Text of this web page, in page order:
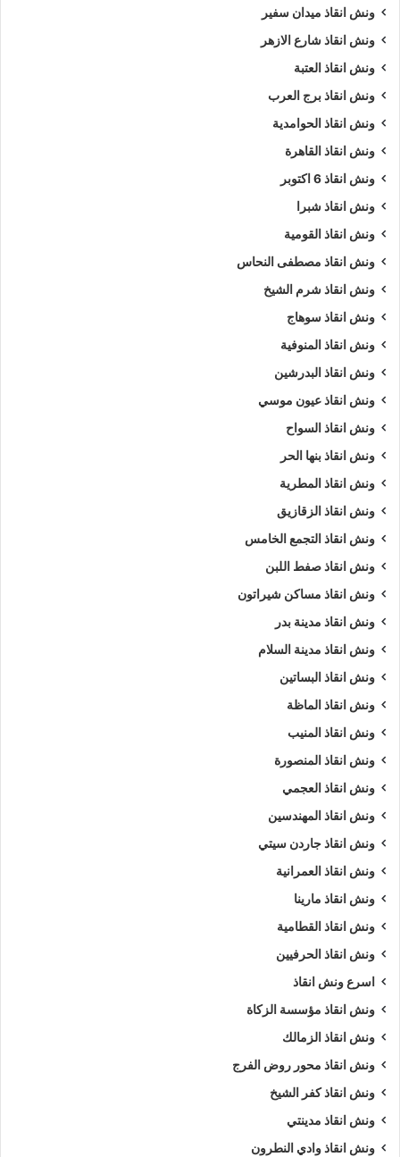
ونش انقاذ ميدان سفير
ونش انقاذ شارع الازهر
ونش انقاذ العتبة
ونش انقاذ برج العرب
ونش انقاذ الحوامدية
ونش انقاذ القاهرة
ونش انقاذ 6 اكتوبر
ونش انقاذ شبرا
ونش انقاذ القومية
ونش انقاذ مصطفى النحاس
ونش انقاذ شرم الشيخ
ونش انقاذ سوهاج
ونش انقاذ المنوفية
ونش انقاذ البدرشين
ونش انقاذ عيون موسي
ونش انقاذ السواح
ونش انقاذ بنها الحر
ونش انقاذ المطرية
ونش انقاذ الزقازيق
ونش انقاذ التجمع الخامس
ونش انقاذ صفط اللبن
ونش انقاذ مساكن شيراتون
ونش انقاذ مدينة بدر
ونش انقاذ مدينة السلام
ونش انقاذ البساتين
ونش انقاذ الماظة
ونش انقاذ المنيب
ونش انقاذ المنصورة
ونش انقاذ العجمي
ونش انقاذ المهندسين
ونش انقاذ جاردن سيتي
ونش انقاذ العمرانية
ونش انقاذ مارينا
ونش انقاذ القطامية
ونش انقاذ الحرفيين
اسرع ونش انقاذ
ونش انقاذ مؤسسة الزكاة
ونش انقاذ الزمالك
ونش انقاذ محور روض الفرج
ونش انقاذ كفر الشيخ
ونش انقاذ مدينتي
ونش انقاذ وادي النطرون